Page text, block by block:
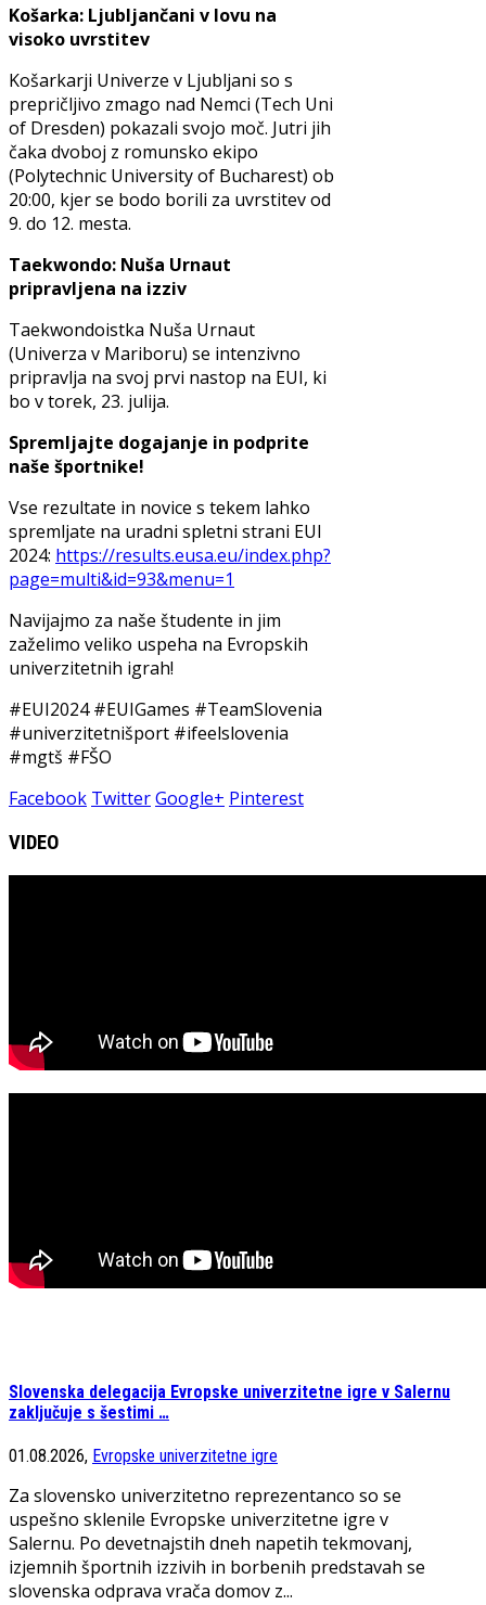
Košarka: Ljubljančani v lovu na
visoko uvrstitev
Košarkarji Univerze v Ljubljani so s
prepričljivo zmago nad Nemci (Tech Uni
of Dresden) pokazali svojo moč. Jutri jih
čaka dvoboj z romunsko ekipo
(Polytechnic University of Bucharest) ob
20:00, kjer se bodo borili za uvrstitev od
9. do 12. mesta.
Taekwondo: Nuša Urnaut
pripravljena na izziv
Taekwondoistka Nuša Urnaut
(Univerza v Mariboru) se intenzivno
pripravlja na svoj prvi nastop na EUI, ki
bo v torek, 23. julija.
Spremljajte dogajanje in podprite
naše športnike!
Vse rezultate in novice s tekem lahko
spremljate na uradni spletni strani EUI
2024: https://results.eusa.eu/index.php?
page=multi&id=93&menu=1
Navijajmo za naše študente in jim
zaželimo veliko uspeha na Evropskih
univerzitetnih igrah!
#EUI2024 #EUIGames #TeamSlovenia
#univerzitetnišport #ifeelslovenia
#mgtš #FŠO
Facebook TwitterGoogle+ Pinterest
VIDEO
Slovenska delegacija Evropske univerzitetne igre v Salernu
zaključuje s šestimi …
01.08.2026, Evropske univerzitetne igre
Za slovensko univerzitetno reprezentanco so se
uspešno sklenile Evropske univerzitetne igre v
Salernu. Po devetnajstih dneh napetih tekmovanj,
izjemnih športnih izzivih in borbenih predstavah se
slovenska odprava vrača domov z...